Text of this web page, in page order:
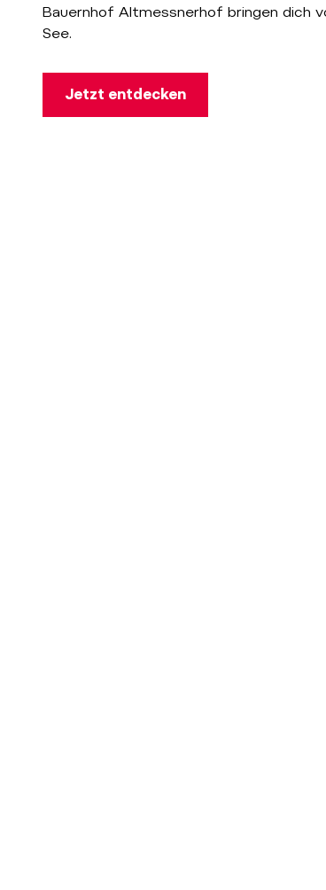
Bauernhof Altmessnerhof bringen dich
See.
Jetzt entdecken